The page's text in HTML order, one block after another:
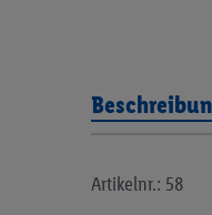
Artikelnr.: 58